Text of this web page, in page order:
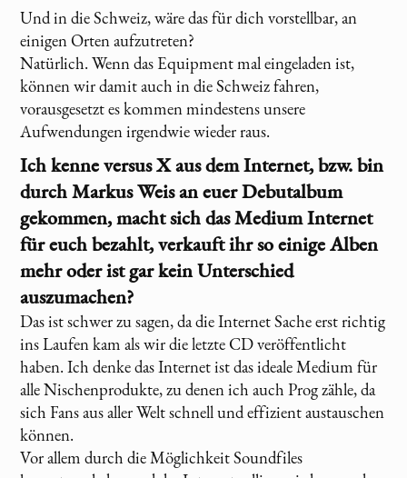
Und in die Schweiz, wäre das für dich vorstellbar, an
einigen Orten aufzutreten?
Natürlich. Wenn das Equipment mal eingeladen ist,
können wir damit auch in die Schweiz fahren,
vorausgesetzt es kommen mindestens unsere
Aufwendungen irgendwie wieder raus.
Ich kenneversus Xaus dem Internet, bzw. bin
durch Markus Weis an euer Debutalbum
gekommen, macht sich das Medium Internet
für euch bezahlt, verkauft ihr so einige Alben
mehr oder ist gar kein Unterschied
auszumachen?
Das ist schwer zu sagen, da die Internet Sache erst richtig
ins Laufen kam als wir die letzte CD veröffentlicht
haben. Ich denke das Internet ist das ideale Medium für
alle Nischenprodukte, zu denen ich auch Prog zähle, da
sich Fans aus aller Welt schnell und effizient austauschen
können.
Vor allem durch die Möglichkeit Soundfiles